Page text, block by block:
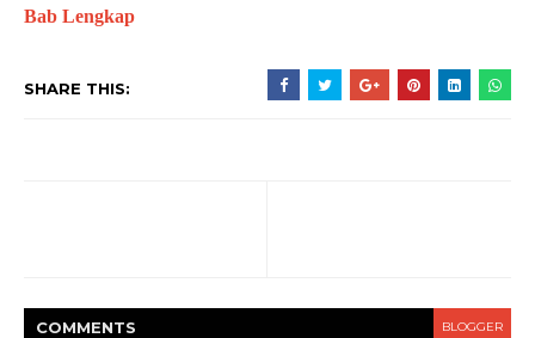
Bab Lengkap
SHARE THIS:
COMMENTS BLOGGER